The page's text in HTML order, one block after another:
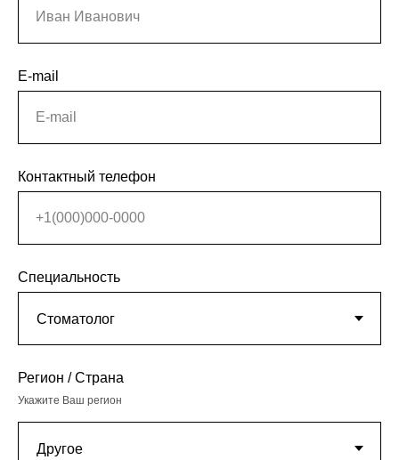
Иван Иванович
E-mail
E-mail
Контактный телефон
+1(000)000-0000
Специальность
Регион / Страна
Укажите Ваш регион